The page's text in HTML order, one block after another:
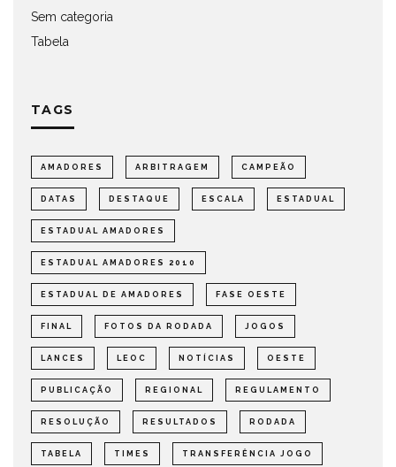
Sem categoria
Tabela
TAGS
AMADORES ARBITRAGEM CAMPEÃO
DATAS DESTAQUE ESCALA ESTADUAL
ESTADUAL AMADORES
ESTADUAL AMADORES 2010
ESTADUAL DE AMADORES FASE OESTE
FINAL FOTOS DA RODADA JOGOS
LANCES LEOC NOTÍCIAS OESTE
PUBLICAÇÃO REGIONAL REGULAMENTO
RESOLUÇÃO RESULTADOS RODADA
TABELA TIMES TRANSFERÊNCIA JOGO